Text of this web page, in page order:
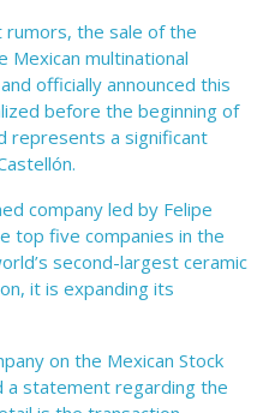
rumors, the sale of the
Mexican multinational
officially announced this
before the beginning of
represents a significant
company led by Felipe
top five companies in the
second-largest ceramic
it is expanding its
on the Mexican Stock
a statement regarding the